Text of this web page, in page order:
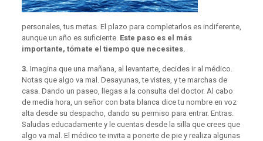
personales, tus metas. El plazo para completarlos es indiferente,
aunque un año es suficiente. Este paso es el más
importante, tómate el tiempo que necesites.
3. Imagina que una mañana, al levantarte, decides ir al médico.
Notas que algo va mal. Desayunas, te vistes, y te marchas de
casa. Dando un paseo, llegas a la consulta del doctor. Al cabo
de media hora, un señor con bata blanca dice tu nombre en voz
alta desde su despacho, dando su permiso para entrar. Entras.
Saludas educadamente y le cuentas desde la silla que crees que
algo va mal. El médico te invita a ponerte de pie y realiza algunas